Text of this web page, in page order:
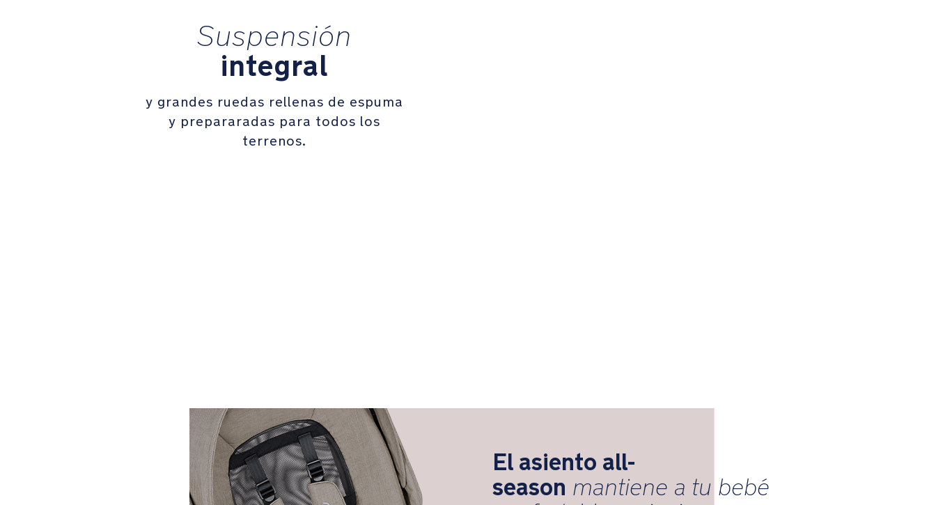
Suspensión
integral
y grandes ruedas rellenas de espuma
y prepararadas para todos los
terrenos.
El asiento all-
season mantiene a tu bebé